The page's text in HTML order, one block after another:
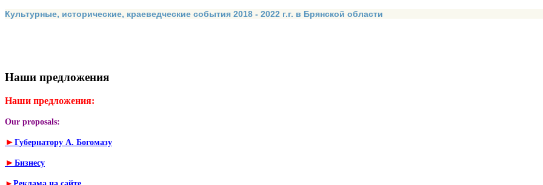
Культурные, исторические, краеведческие события 2018 - 2022 г.г. в Брянской области
Наши предложения
Наши предложения:
Our proposals:
► Губернатору А. Богомазу
► Бизнесу